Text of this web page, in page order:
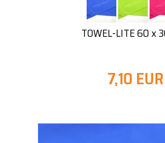
TOWEL-LITE 60 x
7,10 EUR